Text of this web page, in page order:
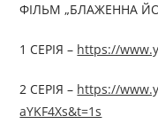
ФІЛЬМ „БЛАЖЕННА
1 СЕРІЯ – https://
2 СЕРІЯ – https://
aYKF4Xs&t=1s